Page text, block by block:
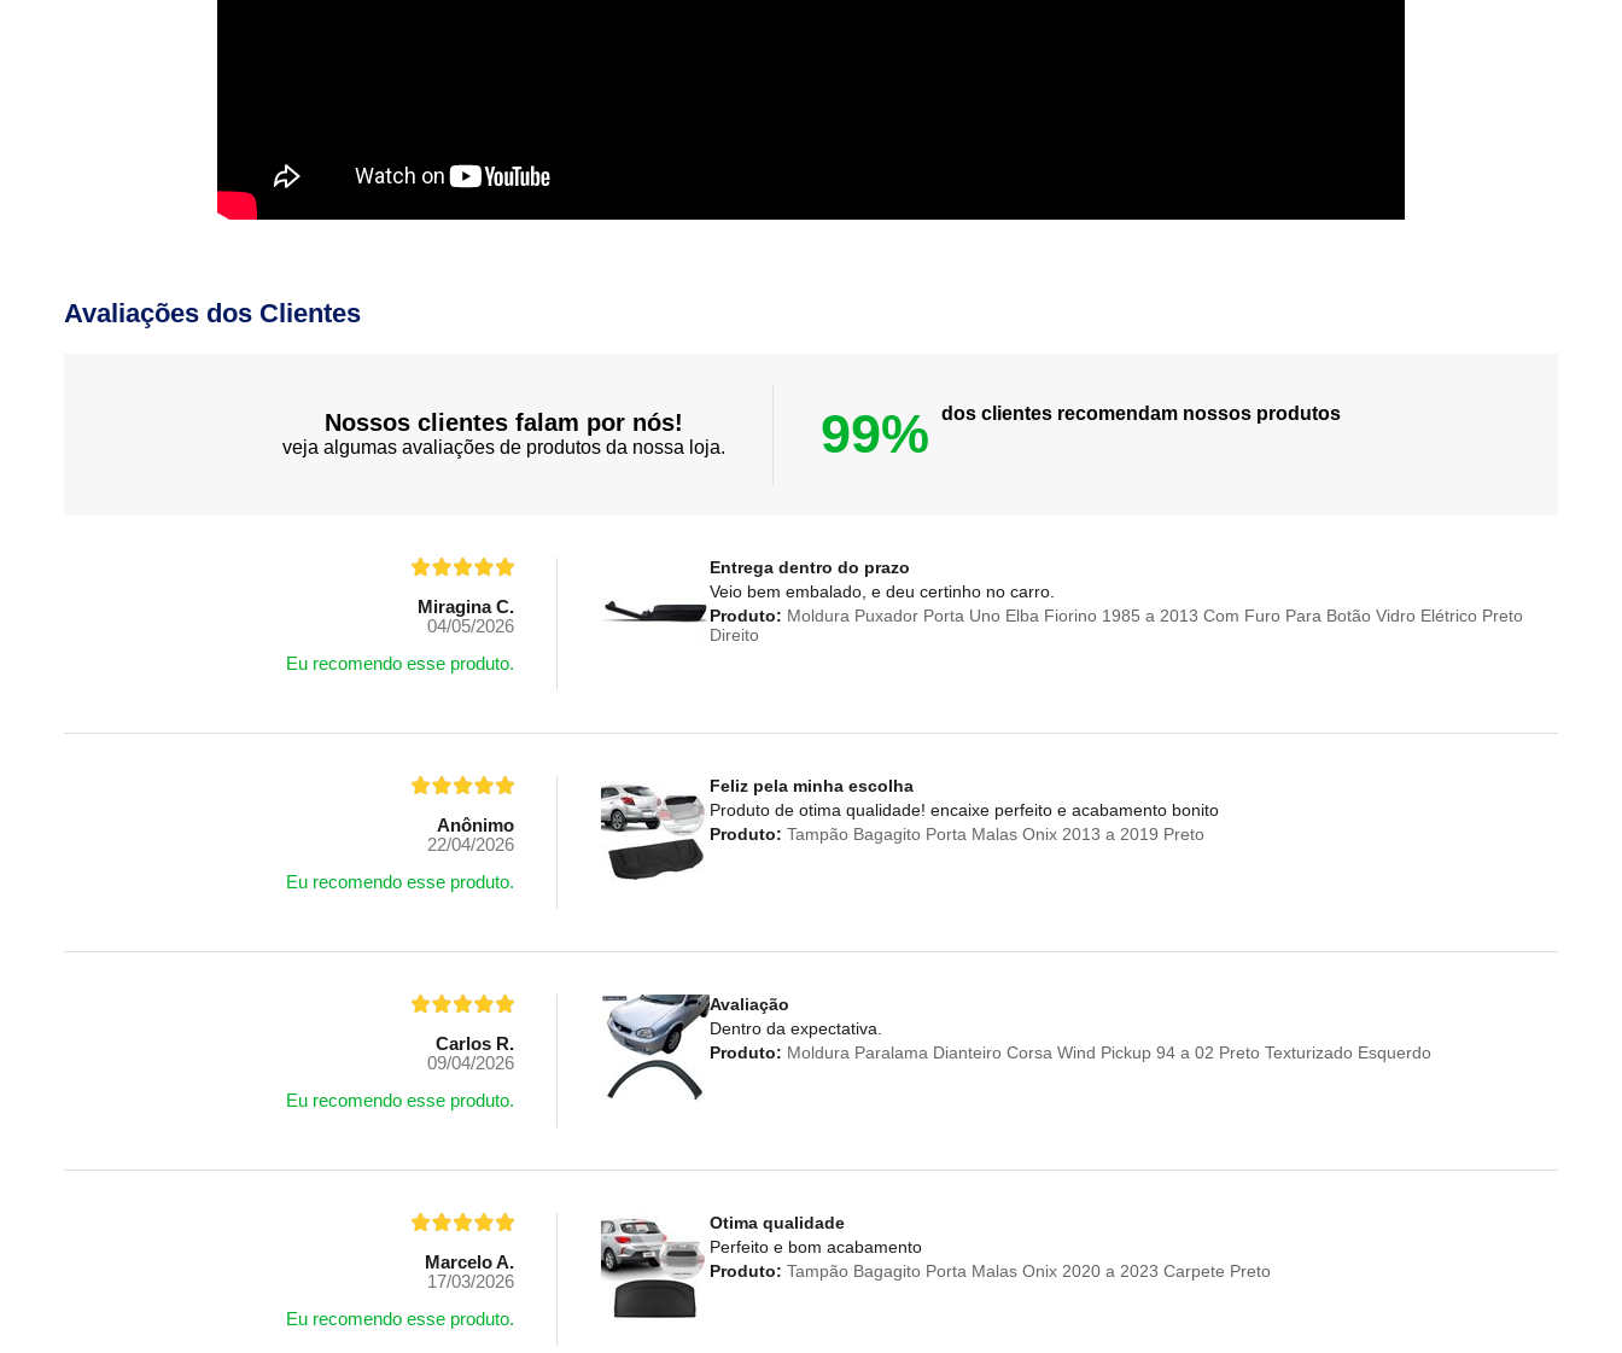
Avaliações dos Clientes
Nossos clientes falam por nós!
veja algumas avaliações de produtos da nossa loja. 99% dos clientes recomendam nossos produtos
Miragina C.
04/05/2026
Eu recomendo esse produto.
Entrega dentro do prazo
Veio bem embalado, e deu certinho no carro.
Produto: Moldura Puxador Porta Uno Elba Fiorino 1985 a 2013 Com Furo Para Botão Vidro Elétrico Preto
Direito
Anônimo
22/04/2026
Eu recomendo esse produto.
Feliz pela minha escolha
Produto de otima qualidade! encaixe perfeito e acabamento bonito
Produto: Tampão Bagagito Porta Malas Onix 2013 a 2019 Preto
Carlos R.
09/04/2026
Eu recomendo esse produto.
Avaliação
Dentro da expectativa.
Produto: Moldura Paralama Dianteiro Corsa Wind Pickup 94 a 02 Preto Texturizado Esquerdo
Marcelo A.
17/03/2026
Eu recomendo esse produto.
Otima qualidade
Perfeito e bom acabamento
Produto: Tampão Bagagito Porta Malas Onix 2020 a 2023 Carpete Preto